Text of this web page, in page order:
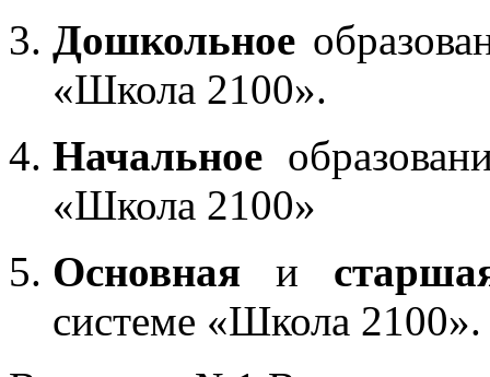
Дошкольное
«Школа 2100».
Начальное
«Школа 2100»
Основная и
системе «Школа 2100».